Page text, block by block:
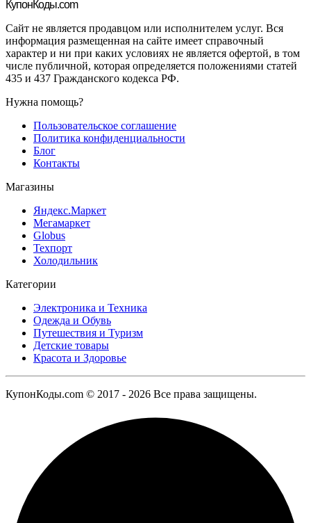
КупонКоды.com
Сайт не является продавцом или исполнителем услуг. Вся
информация размещенная на сайте имеет справочный
характер и ни при каких условиях не является офертой, в том
числе публичной, которая определяется положениями статей
435 и 437 Гражданского кодекса РФ.
Нужна помощь?
Пользовательское соглашение
Политика конфиденциальности
Блог
Контакты
Магазины
Яндекс.Маркет
Мегамаркет
Globus
Техпорт
Холодильник
Категории
Электроника и Техника
Одежда и Обувь
Путешествия и Туризм
Детские товары
Красота и Здоровье
КупонКоды.com © 2017 - 2026 Все права защищены.